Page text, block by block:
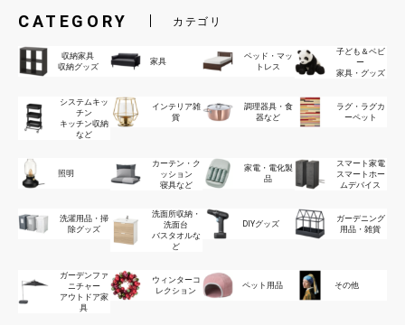
CATEGORY カテゴリ
収納家具
収納グッズ
家具
ベッド・マッ
トレス
子ども＆ベビ
ー
家具・グッズ
システムキッ
チン
キッチン収納
など
インテリア雑
貨
調理器具・食
器など
ラグ・ラグカ
ーペット
照明
カーテン・ク
ッション
寝具など
家電・電化製
品
スマート家電
スマートホー
ムデバイス
洗濯用品・掃
除グッズ
洗面所収納・
洗面台
バスタオルな
ど
DIYグッズ
ガーデニング
用品・雑貨
ガーデンファ
ニチャー
アウトドア家
具
ウィンターコ
レクション
ペット用品 その他